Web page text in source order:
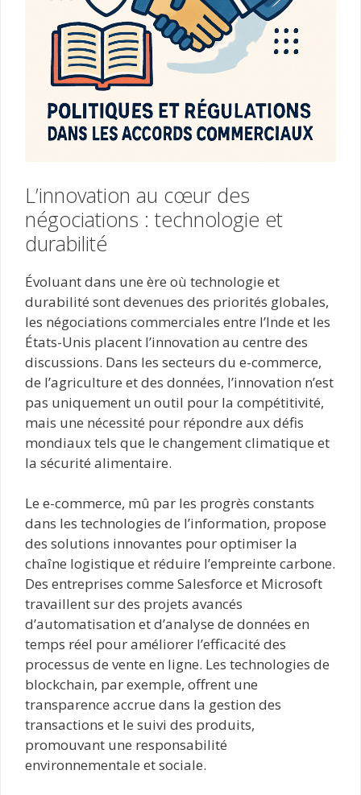
L’innovation au cœur des
négociations : technologie et
durabilité
Évoluant dans une ère où technologie et
durabilité sont devenues des priorités globales,
les négociations commerciales entre l’Inde et les
États-Unis placent l’innovation au centre des
discussions. Dans les secteurs du e-commerce,
de l’agriculture et des données, l’innovation n’est
pas uniquement un outil pour la compétitivité,
mais une nécessité pour répondre aux défis
mondiaux tels que le changement climatique et
la sécurité alimentaire.
Le e-commerce, mû par les progrès constants
dans les technologies de l’information, propose
des solutions innovantes pour optimiser la
chaîne logistique et réduire l’empreinte carbone.
Des entreprises comme Salesforce et Microsoft
travaillent sur des projets avancés
d’automatisation et d’analyse de données en
temps réel pour améliorer l’efficacité des
processus de vente en ligne. Les technologies de
blockchain, par exemple, offrent une
transparence accrue dans la gestion des
transactions et le suivi des produits,
promouvant une responsabilité
environnementale et sociale.